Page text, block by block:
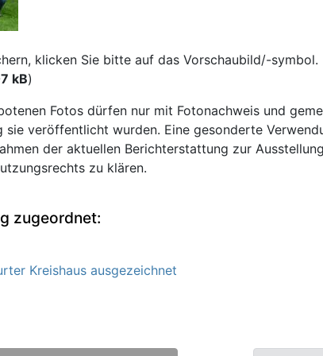
klicken Sie bitte auf das Vorschaubild/-symbol.
kB)
Fotos dürfen nur mit Fotonachweis und
sie veröffentlicht wurden. Eine gesonderte
der aktuellen Berichterstattung zur
zu klären.
zugeordnet:
Kreishaus ausgezeichnet